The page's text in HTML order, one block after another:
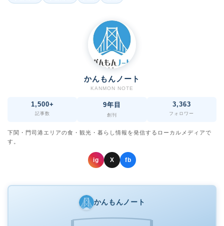
かんもんノート
KANMON NOTE
1,500+
記事数
9年目
創刊
3,363
フォロワー
下関・門司港エリアの食・観光・暮らし情報を発信するローカルメディアで
す。
ig X fb
かんもんノート